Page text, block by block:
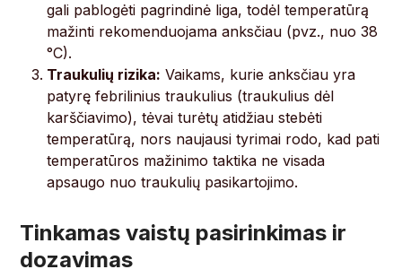
gali pablogėti pagrindinė liga, todėl temperatūrą
mažinti rekomenduojama anksčiau (pvz., nuo 38
°C).
Traukulių rizika: Vaikams, kurie anksčiau yra
patyrę febrilinius traukulius (traukulius dėl
karščiavimo), tėvai turėtų atidžiau stebėti
temperatūrą, nors naujausi tyrimai rodo, kad pati
temperatūros mažinimo taktika ne visada
apsaugo nuo traukulių pasikartojimo.
Tinkamas vaistų pasirinkimas ir
dozavimas